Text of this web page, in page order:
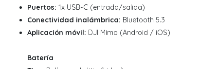
Puertos: 1x USB-C (entrada/salida)
Conectividad inalámbrica: Bluetooth 5.3
Aplicación móvil: DJI Mimo (Android / iOS)
Batería